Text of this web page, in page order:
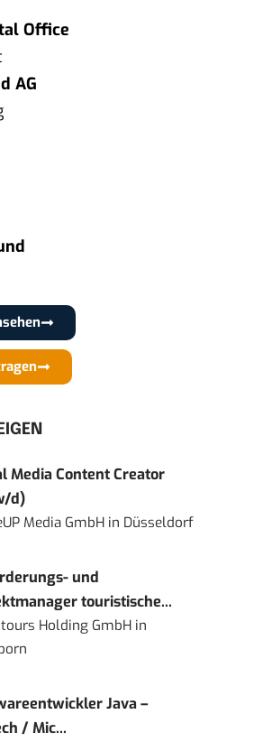
Office
AG
Media Content Creator
d)
Media GmbH in Düsseldorf
und
touristische...
Holding GmbH in
Java –
/ Mic...